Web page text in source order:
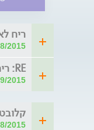
ריח
21/08/2015 |
RE: ריח לא טוב מאיזור המפשעה
05/09/2015 | 00:10 |
20/08/2015 |